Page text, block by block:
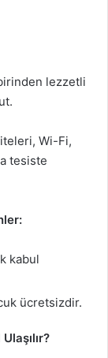
lezzetli
Wi-Fi,
tesiste
kabul
ücretsizdir.